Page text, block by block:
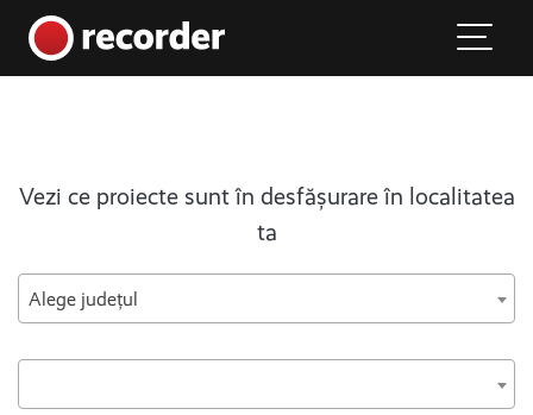
Main Navigation
Vezi ce proiecte sunt în desfășurare în localitatea
ta
Alege județul